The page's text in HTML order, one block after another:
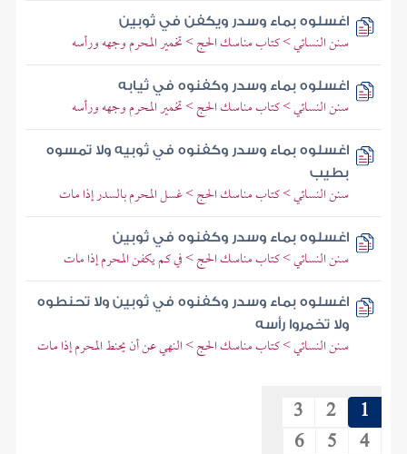
اغسلوه بماء وسدر ويكفن في ثوبين
سنن النسائي > كتاب مناسك الحج > تخمير المحرم وجهه ورأسه
اغسلوه بماء وسدر وكفنوه في ثيابه
سنن النسائي > كتاب مناسك الحج > تخمير المحرم وجهه ورأسه
اغسلوه بماء وسدر وكفنوه في ثوبيه ولا تمسوه
بطيب
سنن النسائي > كتاب مناسك الحج > غسل المحرم بالسدر إذا مات
اغسلوه بماء وسدر وكفنوه في ثوبين
سنن النسائي > كتاب مناسك الحج > في كم يكفن المحرم إذا مات
اغسلوه بماء وسدر وكفنوه في ثوبين ولا تحنطوه
ولا تخمروا رأسه
سنن النسائي > كتاب مناسك الحج > النهي عن أن يحنط المحرم إذا مات
1
2
3
4
5
6